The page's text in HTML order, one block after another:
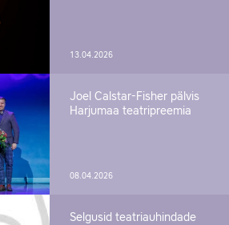
13.04.2026
Joel Calstar-Fisher pälvis
Harjumaa teatripreemia
08.04.2026
Selgusid teatriauhindade